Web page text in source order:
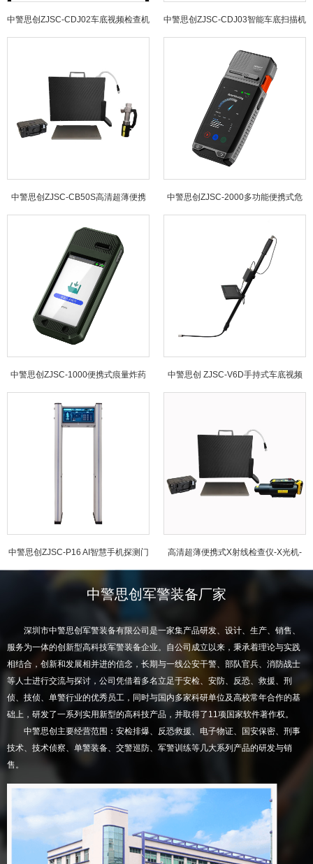
中警思创ZJSC-CDJ02车底视频检查机
器人
中警思创ZJSC-CDJ03智能车底扫描机
器人
中警思创ZJSC-CB50S高清超薄便携
式X射线检查仪
中警思创ZJSC-2000多功能便携式危
险品检测仪
中警思创ZJSC-1000便携式痕量炸药
探测仪
中警思创 ZJSC-V6D手持式车底视频
检查仪
中警思创ZJSC-P16 AI智慧手机探测门 高清超薄便携式X射线检查仪-X光机-
ZJSC-3543
中警思创军警装备厂家
深圳市中警思创军警装备有限公司是一家集产品研发、设计、生产、销售、
服务为一体的创新型高科技军警装备企业。自公司成立以来，秉承着理论与实践
相结合，创新和发展相并进的信念，长期与一线公安干警、部队官兵、消防战士
等人士进行交流与探讨，公司凭借着多名立足于安检、安防、反恐、救援、刑
侦、技侦、单警行业的优秀员工，同时与国内多家科研单位及高校常年合作的基
础上，研发了一系列实用新型的高科技产品，并取得了11项国家软件著作权。
中警思创主要经营范围：安检排爆、反恐救援、电子物证、国安保密、刑事
技术、技术侦察、单警装备、交警巡防、军警训练等几大系列产品的研发与销
售。